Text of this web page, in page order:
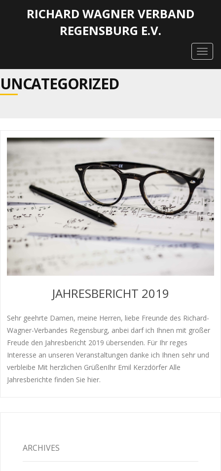
RICHARD WAGNER VERBAND
REGENSBURG E.V.
UNCATEGORIZED
JAHRESBERICHT 2019
Sehr geehrte Damen, meine Herren, liebe Freunde des Richard-
Wagner-Verbandes Regensburg, anbei darf ich Ihnen mit großer
Freude den Jahresbericht 2019 übersenden. Für Ihr reges
Interesse an unseren Veranstaltungen danke ich Ihnen sehr und
verbleibe Mit herzlichen GrüßenIhr Emil Kerzdörfer Alle
Jahresberichte finden Sie hier.
ARCHIVES